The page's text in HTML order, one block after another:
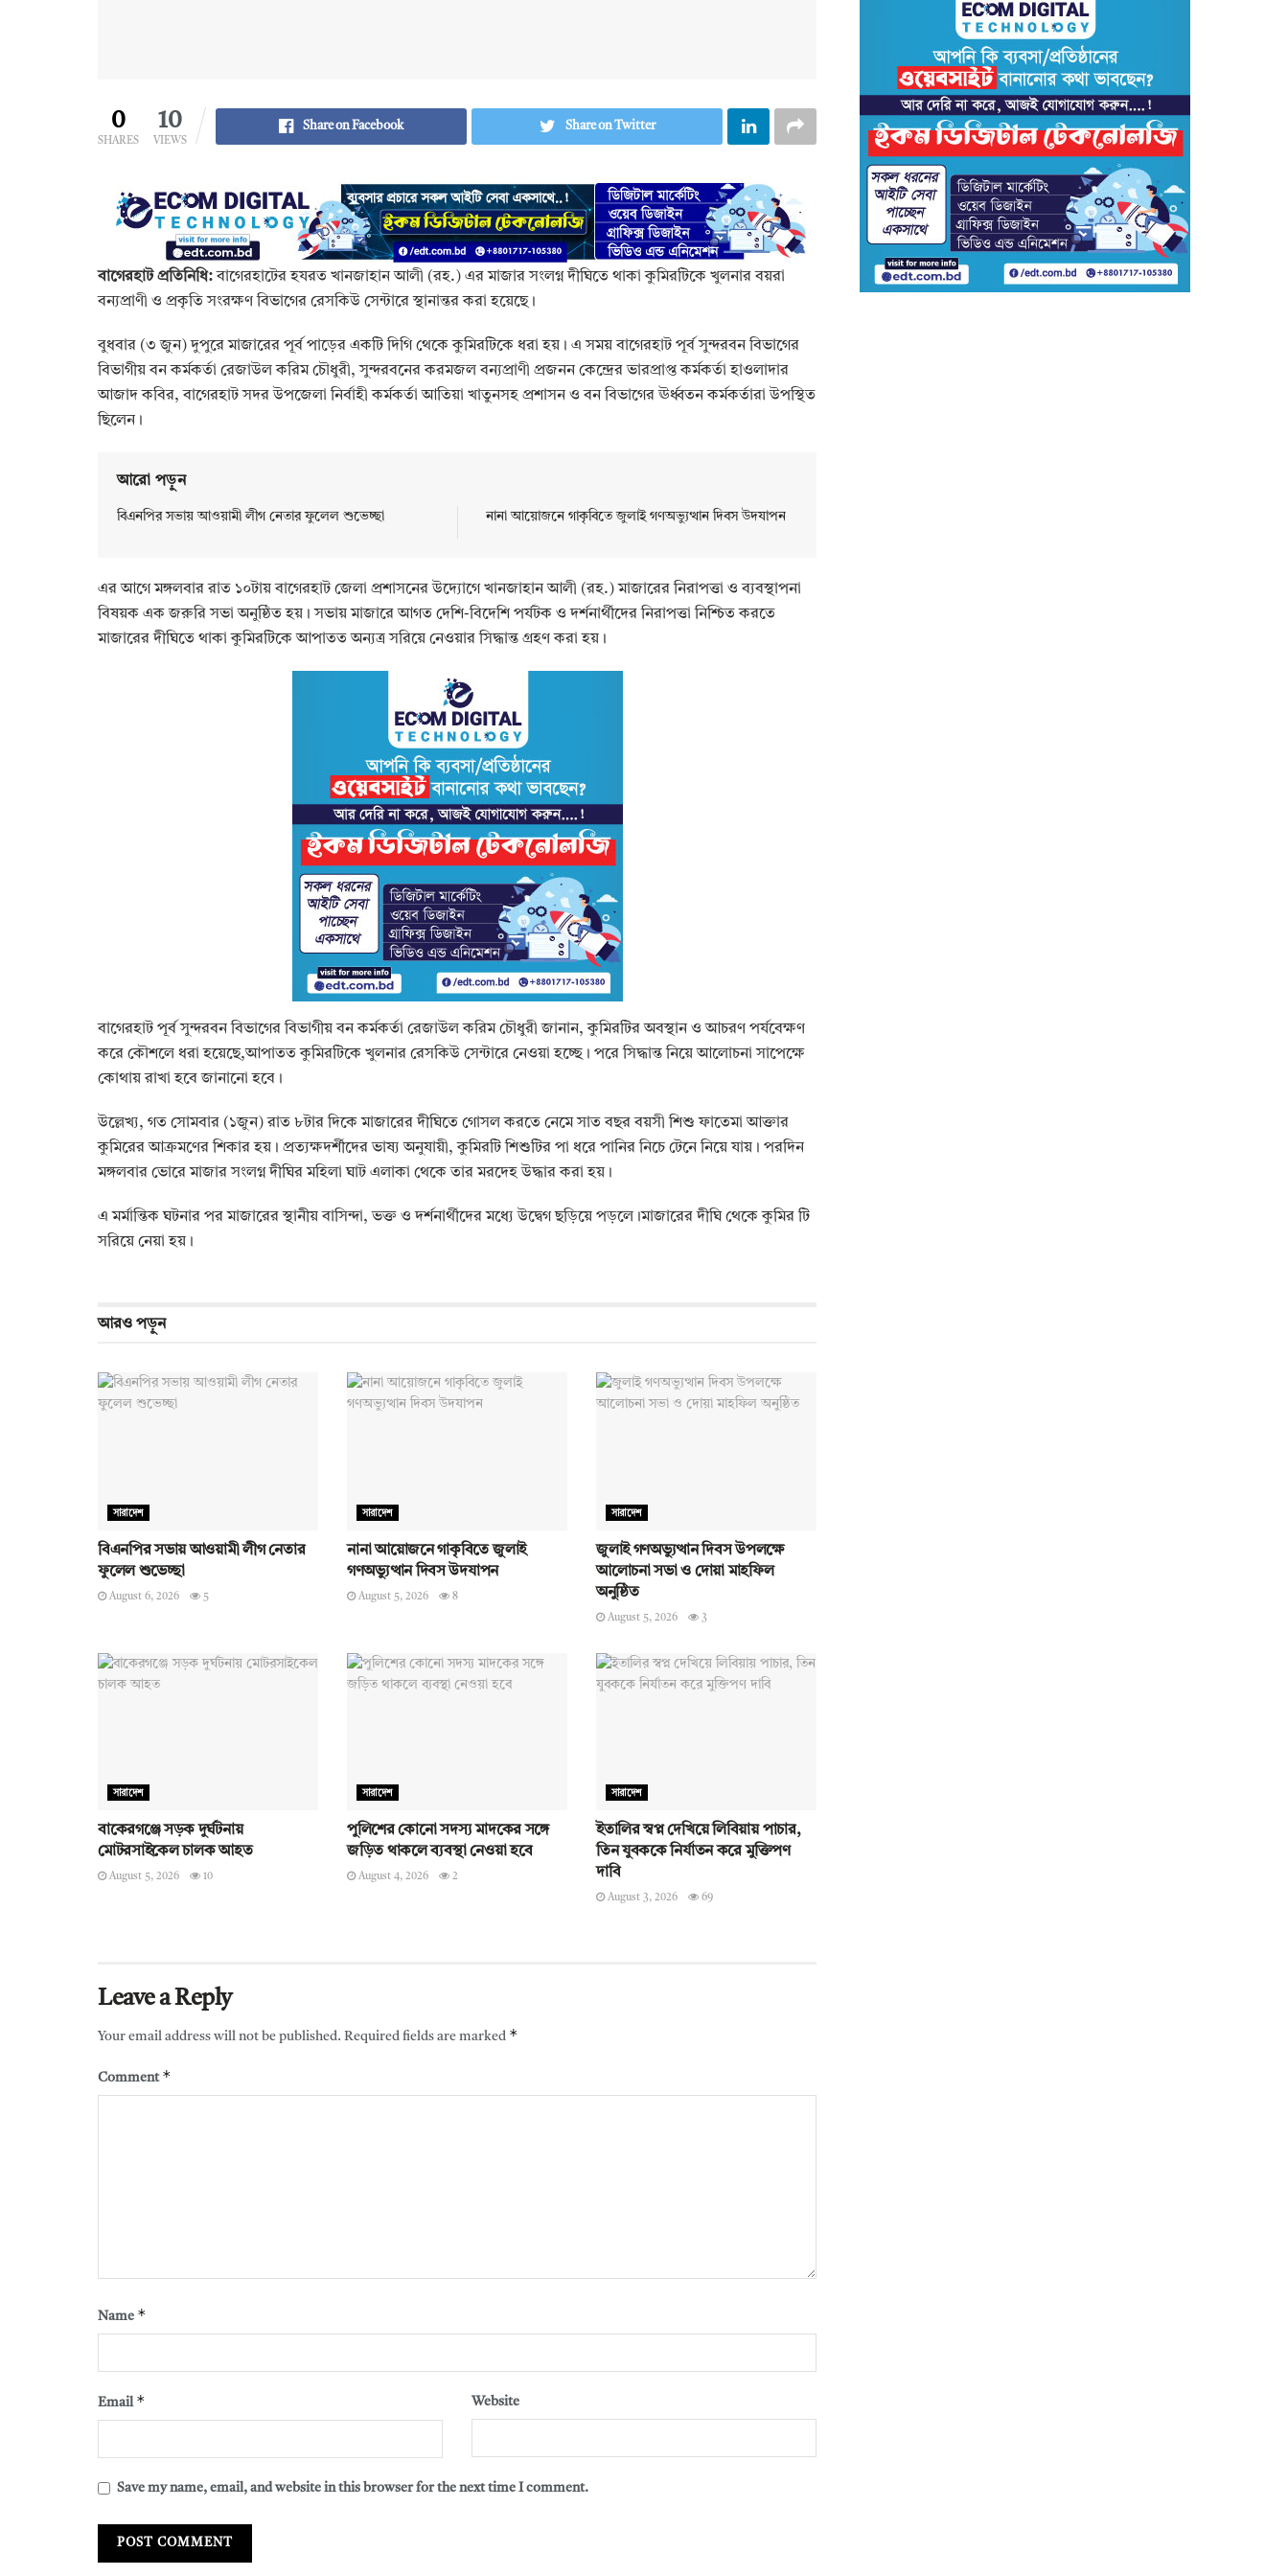
0
SHARES
10
VIEWS
Share on Facebook Share on Twitter
বাগেরহাট প্রতিনিধি:বাগেরহাটের হযরত খানজাহান আলী (রহ.) এর মাজার সংলগ্ন দীঘিতে থাকা কুমিরটিকে খুলনার বয়রা
বন্যপ্রাণী ও প্রকৃতি সংরক্ষণ বিভাগের রেসকিউ সেন্টারে স্থানান্তর করা হয়েছে।
বুধবার (৩ জুন) দুপুরে মাজারের পূর্ব পাড়ের একটি দিগি থেকে কুমিরটিকে ধরা হয়। এ সময় বাগেরহাট পূর্ব সুন্দরবন বিভাগের
বিভাগীয় বন কর্মকর্তা রেজাউল করিম চৌধুরী, সুন্দরবনের করমজল বন্যপ্রাণী প্রজনন কেন্দ্রের ভারপ্রাপ্ত কর্মকর্তা হাওলাদার
আজাদ কবির, বাগেরহাট সদর উপজেলা নির্বাহী কর্মকর্তা আতিয়া খাতুনসহ প্রশাসন ও বন বিভাগের ঊর্ধ্বতন কর্মকর্তারা উপস্থিত
ছিলেন।
আরো পড়ুন
বিএনপির সভায় আওয়ামী লীগ নেতার ফুলেল শুভেচ্ছা নানা আয়োজনে গাকৃবিতে জুলাই গণঅভ্যুত্থান দিবস উদযাপন
এর আগে মঙ্গলবার রাত ১০টায় বাগেরহাট জেলা প্রশাসনের উদ্যোগে খানজাহান আলী (রহ.) মাজারের নিরাপত্তা ও ব্যবস্থাপনা
বিষয়ক এক জরুরি সভা অনুষ্ঠিত হয়। সভায় মাজারে আগত দেশি-বিদেশি পর্যটক ও দর্শনার্থীদের নিরাপত্তা নিশ্চিত করতে
মাজারের দীঘিতে থাকা কুমিরটিকে আপাতত অন্যত্র সরিয়ে নেওয়ার সিদ্ধান্ত গ্রহণ করা হয়।
বাগেরহাট পূর্ব সুন্দরবন বিভাগের বিভাগীয় বন কর্মকর্তা রেজাউল করিম চৌধুরী জানান, কুমিরটির অবস্থান ও আচরণ পর্যবেক্ষণ
করে কৌশলে ধরা হয়েছে,আপাতত কুমিরটিকে খুলনার রেসকিউ সেন্টারে নেওয়া হচ্ছে। পরে সিদ্ধান্ত নিয়ে আলোচনা সাপেক্ষে
কোথায় রাখা হবে জানানো হবে।
উল্লেখ্য, গত সোমবার (১জুন) রাত ৮টার দিকে মাজারের দীঘিতে গোসল করতে নেমে সাত বছর বয়সী শিশু ফাতেমা আক্তার
কুমিরের আক্রমণের শিকার হয়। প্রত্যক্ষদর্শীদের ভাষ্য অনুযায়ী, কুমিরটি শিশুটির পা ধরে পানির নিচে টেনে নিয়ে যায়। পরদিন
মঙ্গলবার ভোরে মাজার সংলগ্ন দীঘির মহিলা ঘাট এলাকা থেকে তার মরদেহ উদ্ধার করা হয়।
এ মর্মান্তিক ঘটনার পর মাজারের স্থানীয় বাসিন্দা, ভক্ত ও দর্শনার্থীদের মধ্যে উদ্বেগ ছড়িয়ে পড়লে।মাজারের দীঘি থেকে কুমির টি
সরিয়ে নেয়া হয়।
আরও পড়ুন
সারাদেশ
বিএনপির সভায় আওয়ামী লীগ নেতার
ফুলেল শুভেচ্ছা
August 6, 2026 5
সারাদেশ
নানা আয়োজনে গাকৃবিতে জুলাই
গণঅভ্যুত্থান দিবস উদযাপন
August 5, 2026 8
সারাদেশ
জুলাই গণঅভ্যুত্থান দিবস উপলক্ষে
আলোচনা সভা ও দোয়া মাহফিল
অনুষ্ঠিত
August 5, 2026 3
সারাদেশ
বাকেরগঞ্জে সড়ক দুর্ঘটনায়
মোটরসাইকেল চালক আহত
August 5, 2026 10
সারাদেশ
পুলিশের কোনো সদস্য মাদকের সঙ্গে
জড়িত থাকলে ব্যবস্থা নেওয়া হবে
August 4, 2026 2
সারাদেশ
ইতালির স্বপ্ন দেখিয়ে লিবিয়ায় পাচার,
তিন যুবককে নির্যাতন করে মুক্তিপণ
দাবি
August 3, 2026 69
Leave a Reply
Your email address will not be published. Required fields are marked *
Comment *
Name *
Email * Website
Save my name, email, and website in this browser for the next time I comment.